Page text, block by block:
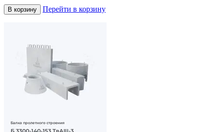
В корзину Перейти в корзину